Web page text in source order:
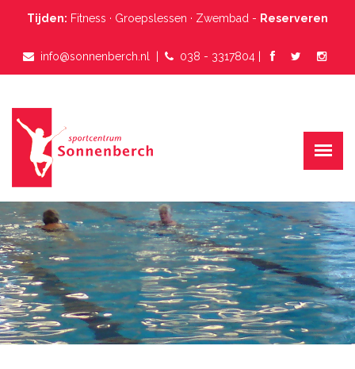
Tijden: Fitness · Groepslessen · Zwembad - Reserveren
info@sonnenberch.nl 038 - 3317804 |